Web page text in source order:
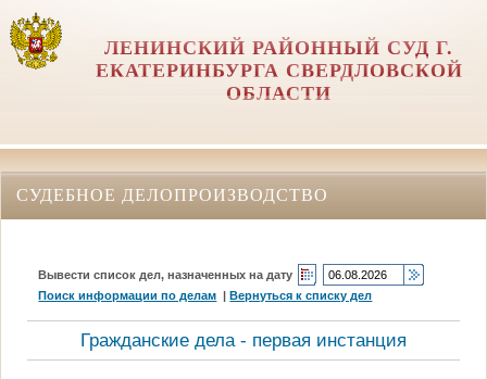
ЛЕНИНСКИЙ РАЙОННЫЙ СУД Г.
ЕКАТЕРИНБУРГА СВЕРДЛОВСКОЙ
ОБЛАСТИ
СУДЕБНОЕ ДЕЛОПРОИЗВОДСТВО
Вывести список дел, назначенных на дату
Поиск информации по делам |Вернуться к списку дел
Гражданские дела - первая инстанция